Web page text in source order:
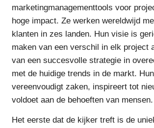
marketingmanagementtools voor
hoge impact. Ze werken wereldwijd
klanten in zes landen. Hun visie is
maken van een verschil in elk project
van een succesvolle strategie in
met de huidige trends in de markt.
vereenvoudigt zaken, inspireert tot
voldoet aan de behoeften van mensen.
Het eerste dat de kijker treft is de